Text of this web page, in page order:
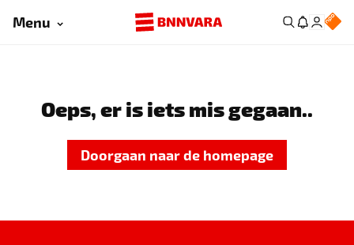
Menu
Oeps, er is iets mis gegaan..
Doorgaan naar de homepage